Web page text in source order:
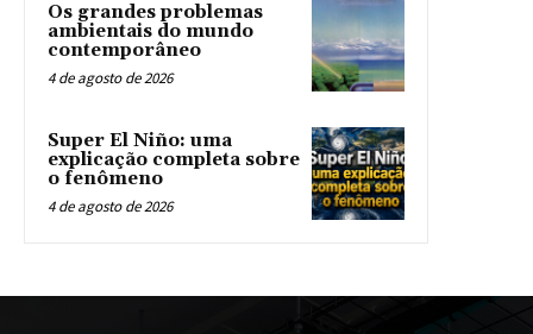
Os grandes problemas
ambientais do mundo
contemporâneo
4 de agosto de 2026
Super El Niño: uma
explicação completa sobre
o fenômeno
4 de agosto de 2026